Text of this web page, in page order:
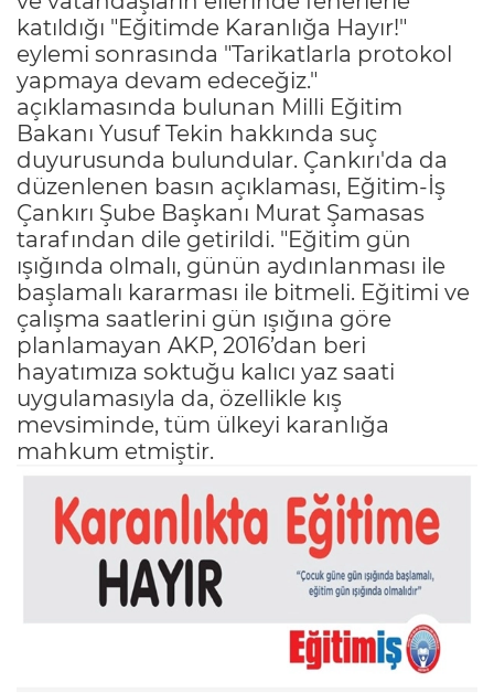
katıldığı "Eğitimde Karanlığa Hayır!"
eylemi sonrasında "Tarikatlarla protokol
yapmaya devam edeceğiz."
açıklamasında bulunan Milli Eğitim
Bakanı Yusuf Tekin hakkında suç
duyurusunda bulundular. Çankırı'da da
düzenlenen basın açıklaması, Eğitim-İş
Çankırı Şube Başkanı Murat Şamasas
tarafından dile getirildi. "Eğitim gün
ışığında olmalı, günün aydınlanması ile
başlamalı kararması ile bitmeli. Eğitimi ve
çalışma saatlerini gün ışığına göre
planlamayan AKP, 2016’dan beri
hayatımıza soktuğu kalıcı yaz saati
uygulamasıyla da, özellikle kış
mevsiminde, tüm ülkeyi karanlığa
mahkum etmiştir.